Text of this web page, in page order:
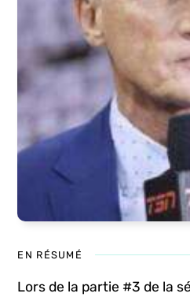
EN RÉSUMÉ
Lors de la partie #3 de la